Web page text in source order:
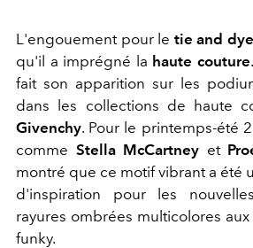
L'engouement pour le tie and dye
qu'il a imprégné la haute couture
fait son apparition sur les
dans les collections de haute
Givenchy. Pour le printemps-été
comme Stella McCartney et
montré que ce motif vibrant a été
d'inspiration pour les
rayures ombrées multicolores
funky.